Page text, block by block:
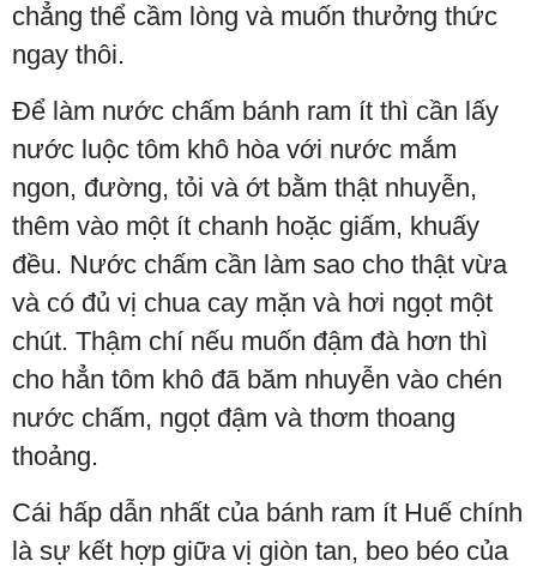
chẳng thể cầm lòng và muốn thưởng thức
ngay thôi.
Để làm nước chấm bánh ram ít thì cần lấy
nước luộc tôm khô hòa với nước mắm
ngon, đường, tỏi và ớt bằm thật nhuyễn,
thêm vào một ít chanh hoặc giấm, khuấy
đều. Nước chấm cần làm sao cho thật vừa
và có đủ vị chua cay mặn và hơi ngọt một
chút. Thậm chí nếu muốn đậm đà hơn thì
cho hẳn tôm khô đã băm nhuyễn vào chén
nước chấm, ngọt đậm và thơm thoang
thoảng.
Cái hấp dẫn nhất của bánh ram ít Huế chính
là sự kết hợp giữa vị giòn tan, beo béo của